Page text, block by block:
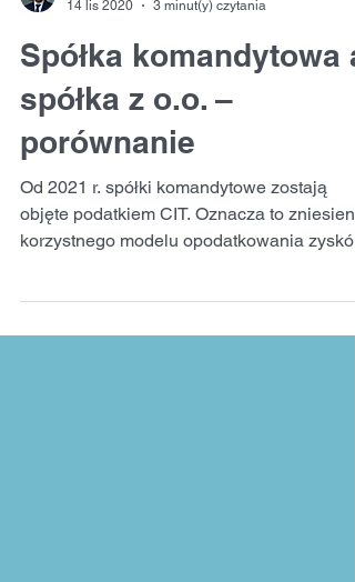
14 lis 2020
3 minut(y) czytania
Spółka komandytowa a
spółka z o.o. –
porównanie
objęte podatkiem CIT. Oznacza to
korzystnego modelu opodatkowania